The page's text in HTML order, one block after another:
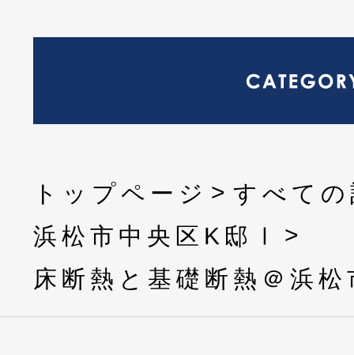
トップページ
すべて
浜松市中央区K邸Ⅰ
床断熱と基礎断熱＠浜